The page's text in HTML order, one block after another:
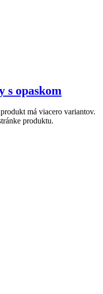
s opaskom
má viacero variantov.
produktu.